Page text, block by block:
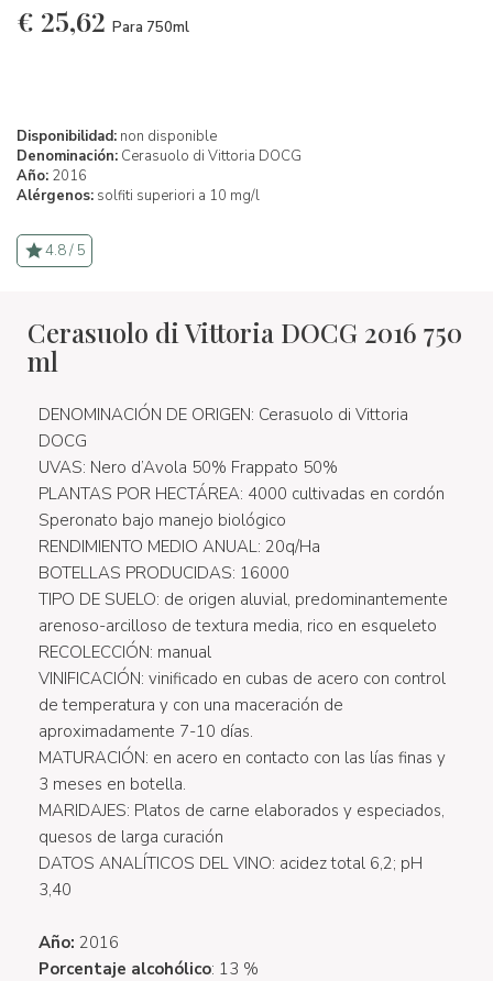
€ 25,62 Para 750ml
Disponibilidad: non disponible
Denominación: Cerasuolo di Vittoria DOCG
Año: 2016
Alérgenos: solfiti superiori a 10 mg/l
4.8 / 5
Cerasuolo di Vittoria DOCG 2016 750
ml
DENOMINACIÓN DE ORIGEN: Cerasuolo di Vittoria
DOCG
UVAS: Nero d’Avola 50% Frappato 50%
PLANTAS POR HECTÁREA: 4000 cultivadas en cordón
Speronato bajo manejo biológico
RENDIMIENTO MEDIO ANUAL: 20q/Ha
BOTELLAS PRODUCIDAS: 16000
TIPO DE SUELO: de origen aluvial, predominantemente
arenoso-arcilloso de textura media, rico en esqueleto
RECOLECCIÓN: manual
VINIFICACIÓN: vinificado en cubas de acero con control
de temperatura y con una maceración de
aproximadamente 7-10 días.
MATURACIÓN: en acero en contacto con las lías finas y
3 meses en botella.
MARIDAJES: Platos de carne elaborados y especiados,
quesos de larga curación
DATOS ANALÍTICOS DEL VINO: acidez total 6,2; pH
3,40
Año: 2016
Porcentaje alcohólico: 13 %